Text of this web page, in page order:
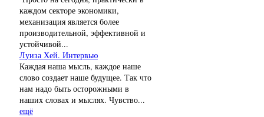
каждом секторе экономики,
механизация является более
производительной, эффективной и
устойчивой...
Луиза Хей. Интервью
Каждая наша мысль, каждое наше
слово создает наше будущее. Так что
нам надо быть осторожными в
наших словах и мыслях. Чувство...
ещё